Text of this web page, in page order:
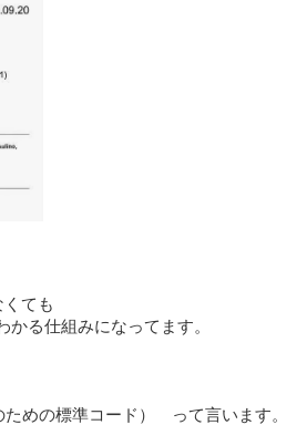
ても
る仕組みになってます。
めの標準コード） って言います。